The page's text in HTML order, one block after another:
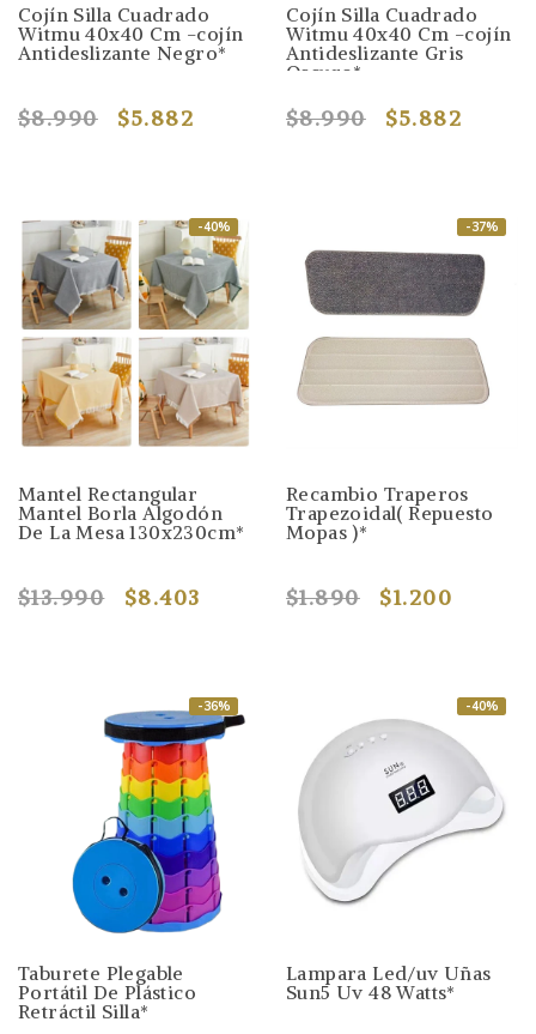
Cojín Silla Cuadrado
Witmu 40x40 Cm -cojín
Antideslizante Negro*
$8.990 $5.882
Cojín Silla Cuadrado
Witmu 40x40 Cm -cojín
Antideslizante Gris
Oscuro*
$8.990 $5.882
-40%
Mantel Rectangular
Mantel Borla Algodón
De La Mesa 130x230cm*
$13.990 $8.403
-37%
Recambio Traperos
Trapezoidal( Repuesto
Mopas )*
$1.890 $1.200
-36%
Taburete Plegable
Portátil De Plástico
Retráctil Silla*
-40%
Lampara Led/uv Uñas
Sun5 Uv 48 Watts*